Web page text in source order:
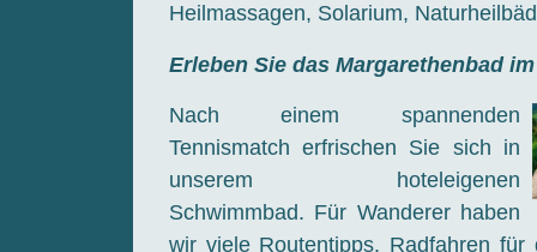
Heilmassagen, Solarium,
Erleben Sie das Margarethenbad
Nach einem spannenden
Tennismatch erfrischen Sie sich in
unserem hoteleigenen
Schwimmbad. Für Wanderer haben
wir viele Routentipps. Radfahren für